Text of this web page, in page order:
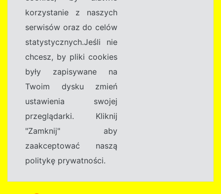
korzystanie z naszych
serwisów oraz do celów
statystycznych.Jeśli nie
chcesz, by pliki cookies
były zapisywane na
Twoim dysku zmień
ustawienia swojej
przeglądarki. Kliknij
"Zamknij" aby
zaakceptować naszą
politykę prywatności.